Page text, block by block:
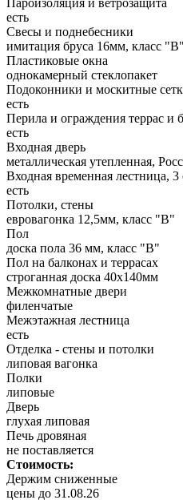
есть
Свесы и поднебесники
имитация бруса 16мм, класс "В"
Пластиковые окна
однокамерный стеклопакет
Подоконники и москитные
есть
Перила и ограждения террас и
есть
Входная дверь
металлическая утепленная,
Входная временная лестница, 3
есть
Потолки, стены
евровагонка 12,5мм, класс "В"
Пол
доска пола 36 мм, класс "B"
Пол на балконах и террасах
строганная доска 40х140мм
Межкомнатные двери
филенчатые
Межэтажная лестница
есть
Отделка - стены и потолки
липовая вагонка
Полки
липовые
Дверь
глухая липовая
Печь дровяная
не поставляется
Стоимость:
Держим сниженные
цены до 31.08.26